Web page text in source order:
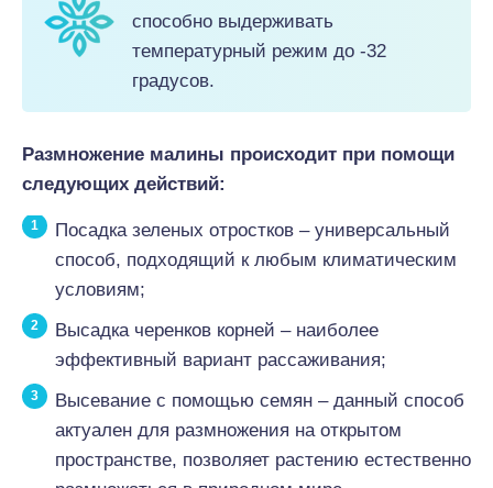
способно выдерживать
температурный режим до -32
градусов.
Размножение малины происходит при помощи
следующих действий:
Посадка зеленых отростков – универсальный
способ, подходящий к любым климатическим
условиям;
Высадка черенков корней – наиболее
эффективный вариант рассаживания;
Высевание с помощью семян – данный способ
актуален для размножения на открытом
пространстве, позволяет растению естественно